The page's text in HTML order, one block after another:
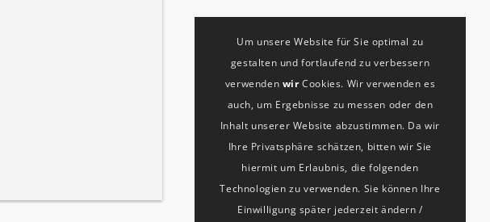
Um unsere Website für Sie optimal zu
gestalten und fortlaufend zu verbessern
verwenden wirCookies. Wir verwenden es
auch, um Ergebnisse zu messen oder den
Inhalt unserer Website abzustimmen. Da wir
Ihre Privatsphäre schätzen, bitten wir Sie
hiermit um Erlaubnis, die folgenden
Technologien zu verwenden. Sie können Ihre
Einwilligung später jederzeit ändern /